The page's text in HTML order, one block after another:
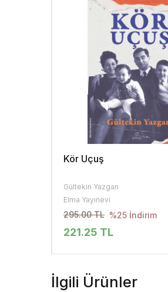
Kör Uçuş
Gültekin Yazgan
Elma Yayınevi
295.00 TL %25 İndirim
221.25 TL
İlgili Ürünler